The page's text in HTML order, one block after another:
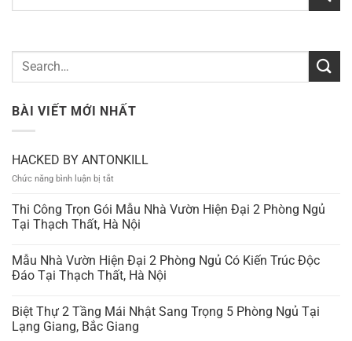
BÀI VIẾT MỚI NHẤT
HACKED BY ANTONKILL
Chức năng bình luận bị tắt
BY
ANTONKILL
Thi Công Trọn Gói Mẫu Nhà Vườn Hiện Đại 2 Phòng Ngủ
Tại Thạch Thất, Hà Nội
Mẫu Nhà Vườn Hiện Đại 2 Phòng Ngủ Có Kiến Trúc Độc
Đáo Tại Thạch Thất, Hà Nội
Biệt Thự 2 Tầng Mái Nhật Sang Trọng 5 Phòng Ngủ Tại
Lạng Giang, Bắc Giang